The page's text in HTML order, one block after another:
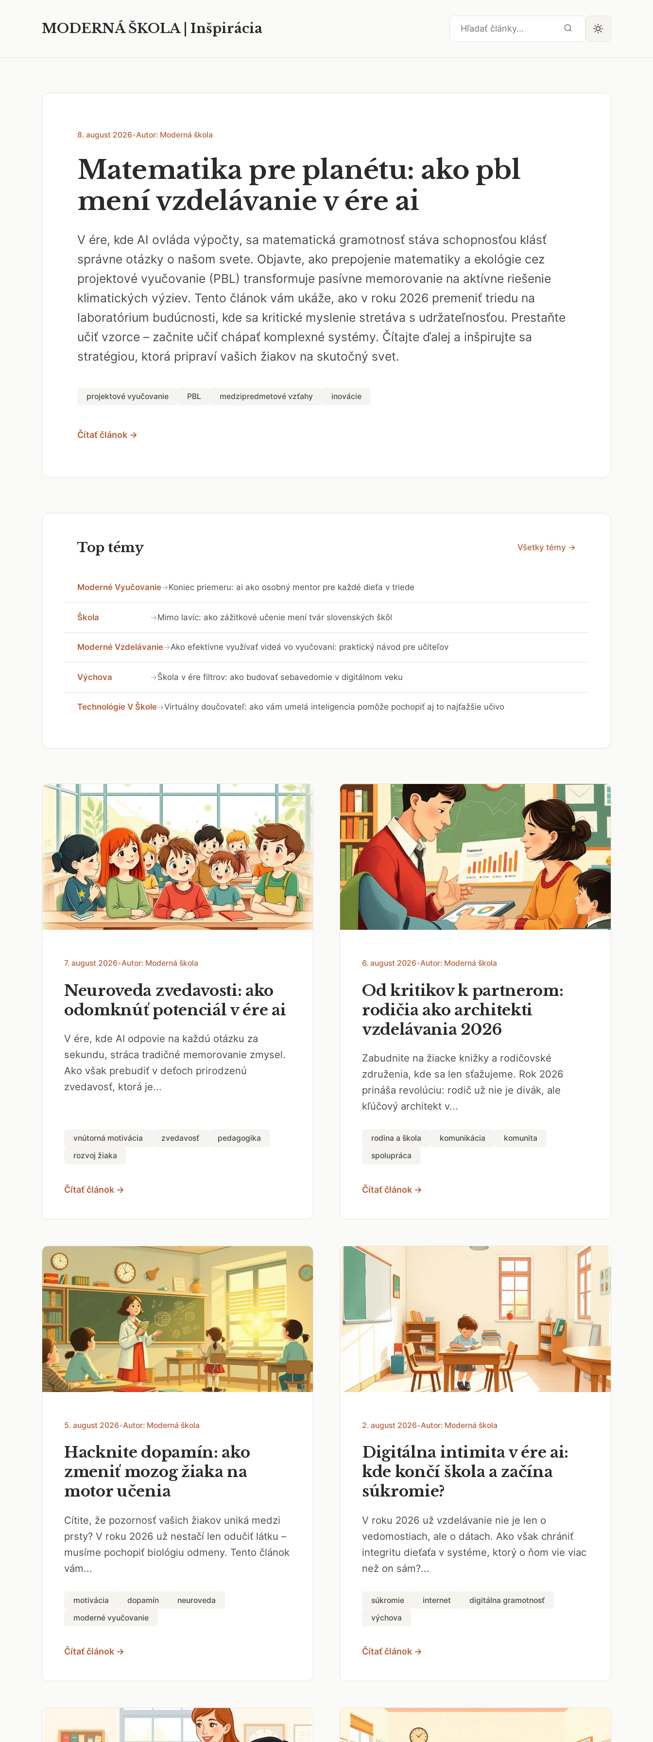
MODERNÁ ŠKOLA | Inšpirácia
8. august 2026•Autor: Moderná škola
Matematika pre planétu: ako pbl
mení vzdelávanie v ére ai
V ére, kde AI ovláda výpočty, sa matematická gramotnosť stáva schopnosťou klásť
správne otázky o našom svete. Objavte, ako prepojenie matematiky a ekológie cez
projektové vyučovanie (PBL) transformuje pasívne memorovanie na aktívne riešenie
klimatických výziev. Tento článok vám ukáže, ako v roku 2026 premeniť triedu na
laboratórium budúcnosti, kde sa kritické myslenie stretáva s udržateľnosťou. Prestaňte
učiť vzorce – začnite učiť chápať komplexné systémy. Čítajte ďalej a inšpirujte sa
stratégiou, ktorá pripraví vašich žiakov na skutočný svet.
projektové vyučovanie PBL medzipredmetové vzťahy inovácie
Čítať článok →
Top témy Všetky témy →
Moderné Vyučovanie→Koniec priemeru: ai ako osobný mentor pre každé dieťa v triede
Škola →Mimo lavíc: ako zážitkové učenie mení tvár slovenských škôl
Moderné Vzdelávanie→Ako efektívne využívať videá vo vyučovaní: praktický návod pre učiteľov
Výchova →Škola v ére filtrov: ako budovať sebavedomie v digitálnom veku
Technológie V Škole→Virtuálny doučovateľ: ako vám umelá inteligencia pomôže pochopiť aj to najťažšie učivo
7. august 2026•Autor: Moderná škola
Neuroveda zvedavosti: ako
odomknúť potenciál v ére ai
V ére, kde AI odpovie na každú otázku za
sekundu, stráca tradičné memorovanie zmysel.
Ako však prebudiť v deťoch prirodzenú
zvedavosť, ktorá je...
vnútorná motivácia zvedavosť
pedagogika
rozvoj žiaka
Čítať článok →
6. august 2026•Autor: Moderná škola
Od kritikov k partnerom:
rodičia ako architekti
vzdelávania 2026
Zabudnite na žiacke knižky a rodičovské
združenia, kde sa len sťažujeme. Rok 2026
prináša revolúciu: rodič už nie je divák, ale
kľúčový architekt v...
rodina a škola komunikácia
komunita
spolupráca
Čítať článok →
5. august 2026•Autor: Moderná škola
Hacknite dopamín: ako
zmeniť mozog žiaka na
motor učenia
Cítite, že pozornosť vašich žiakov uniká medzi
prsty? V roku 2026 už nestačí len odučiť látku –
musíme pochopiť biológiu odmeny. Tento článok
vám...
motivácia dopamín
neuroveda
moderné vyučovanie
Čítať článok →
2. august 2026•Autor: Moderná škola
Digitálna intimita v ére ai:
kde končí škola a začína
súkromie?
V roku 2026 už vzdelávanie nie je len o
vedomostiach, ale o dátach. Ako však chrániť
integritu dieťaťa v systéme, ktorý o ňom vie viac
než on sám?...
súkromie internet
digitálna gramotnosť
výchova
Čítať článok →